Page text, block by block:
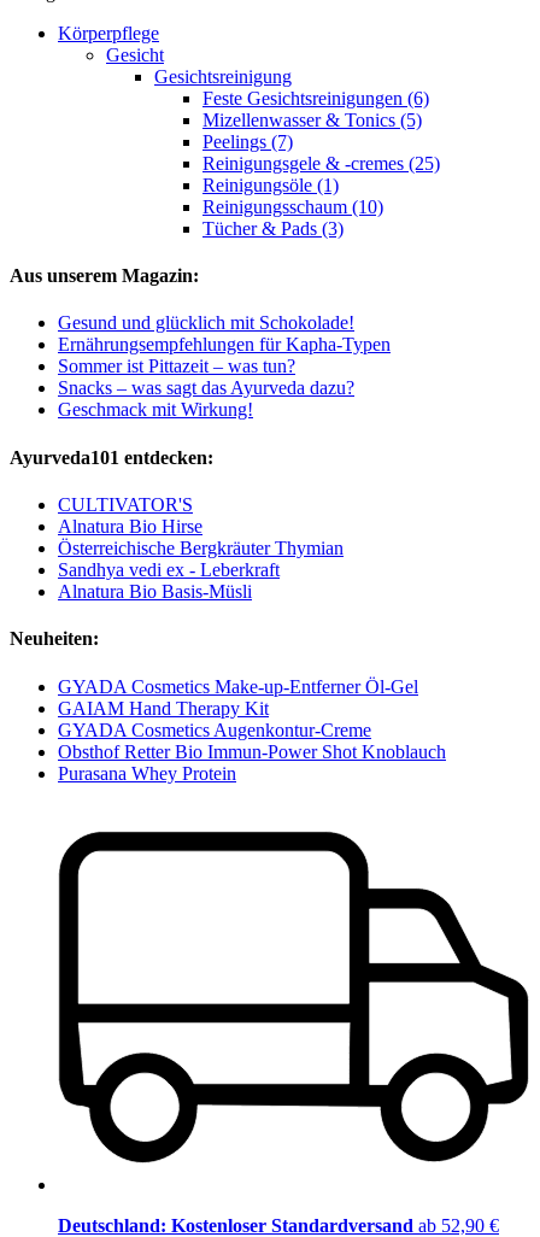
Körperpflege
Gesicht
Gesichtsreinigung
Feste Gesichtsreinigungen (6)
Mizellenwasser & Tonics (5)
Peelings (7)
Reinigungsgele & -cremes (25)
Reinigungsöle (1)
Reinigungsschaum (10)
Tücher & Pads (3)
Aus unserem Magazin:
Gesund und glücklich mit Schokolade!
Ernährungsempfehlungen für Kapha-Typen
Sommer ist Pittazeit – was tun?
Snacks – was sagt das Ayurveda dazu?
Geschmack mit Wirkung!
Ayurveda101 entdecken:
CULTIVATOR'S
Alnatura Bio Hirse
Österreichische Bergkräuter Thymian
Sandhya vedi ex - Leberkraft
Alnatura Bio Basis-Müsli
Neuheiten:
GYADA Cosmetics Make-up-Entferner Öl-Gel
GAIAM Hand Therapy Kit
GYADA Cosmetics Augenkontur-Creme
Obsthof Retter Bio Immun-Power Shot Knoblauch
Purasana Whey Protein
Deutschland: Kostenloser Standardversand ab 52,90 €